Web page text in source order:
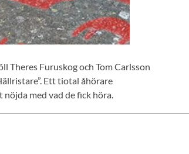
Theres Furuskog och Tom Carlsson
Ett tiotal åhörare
med vad de fick höra.